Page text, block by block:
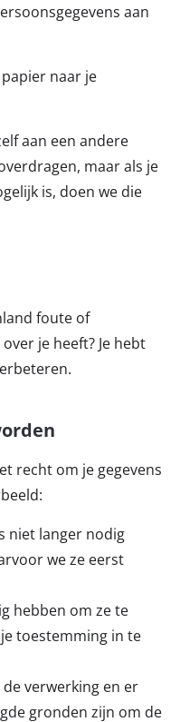
aan
naar je
aan een andere
maar als je
is, doen we die
foute of
je heeft? Je hebt
recht om je gegevens
niet langer nodig
we ze eerst
hebben om ze te
toestemming in te
verwerking en er
gronden zijn om de